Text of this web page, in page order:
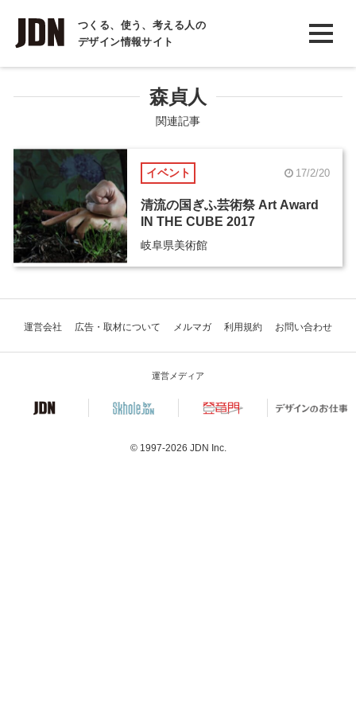
つくる、使う、考える人の
デザイン情報サイト
INTERVIEW
インタビュー
COLUMN
コラム
森貞人
関連記事
イベント 17/2/20
清流の国ぎふ芸術祭 Art Award
IN THE CUBE 2017
岐阜県美術館
運営会社 広告・取材について メルマガ 利用規約 お問い合わせ
運営メディア
© 1997-2026 JDN Inc.